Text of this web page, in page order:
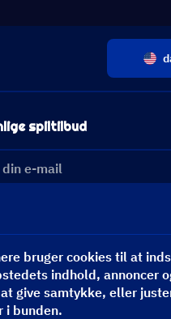
spiltilbud
bruger cookies til at
indhold, annoncer
give samtykke, eller
i bunden.